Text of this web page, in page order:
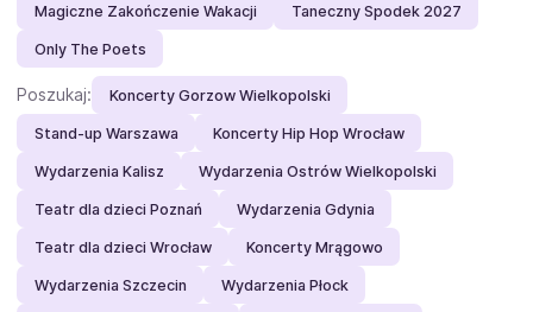
Magiczne Zakończenie Wakacji Taneczny Spodek 2027
Only The Poets
Poszukaj: Koncerty Gorzow Wielkopolski
Stand-up Warszawa Koncerty Hip Hop Wrocław
Wydarzenia Kalisz Wydarzenia Ostrów Wielkopolski
Teatr dla dzieci Poznań Wydarzenia Gdynia
Teatr dla dzieci Wrocław Koncerty Mrągowo
Wydarzenia Szczecin Wydarzenia Płock